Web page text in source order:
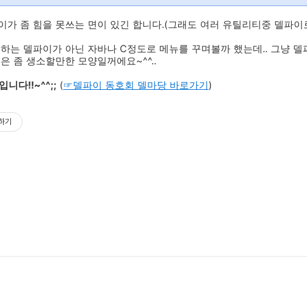
가 좀 힘을 못쓰는 면이 있긴 합니다.(그래도 여러 유틸리티중 델파이
는 델파이가 아닌 자바나 C정도로 메뉴를 꾸며볼까 했는데.. 그냥 델
좀 생소할만한 모양일꺼에요~^^..
니다!!~^^;; (☞델파이 동호회 델마당 바로가기)
기